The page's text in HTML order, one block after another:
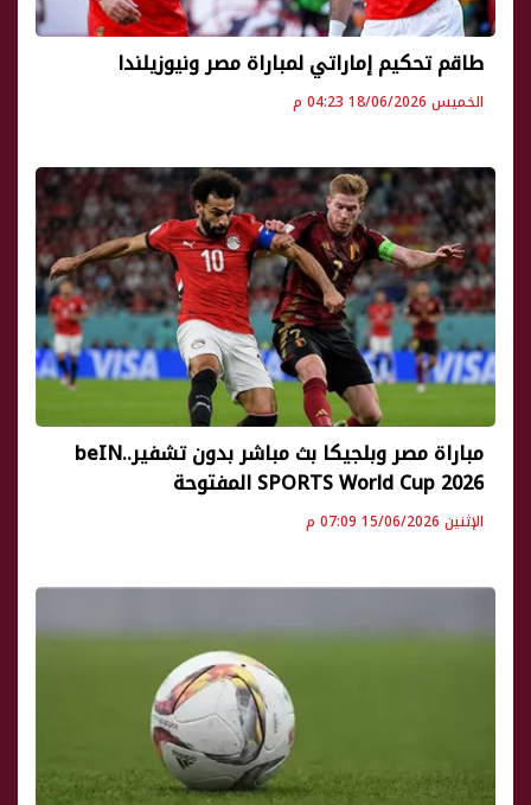
طاقم تحكيم إماراتي لمباراة مصر ونيوزيلندا
الخميس 18/06/2026 04:23 م
مباراة مصر وبلجيكا بث مباشر بدون تشفير..beIN
SPORTS World Cup 2026 المفتوحة
الإثنين 15/06/2026 07:09 م